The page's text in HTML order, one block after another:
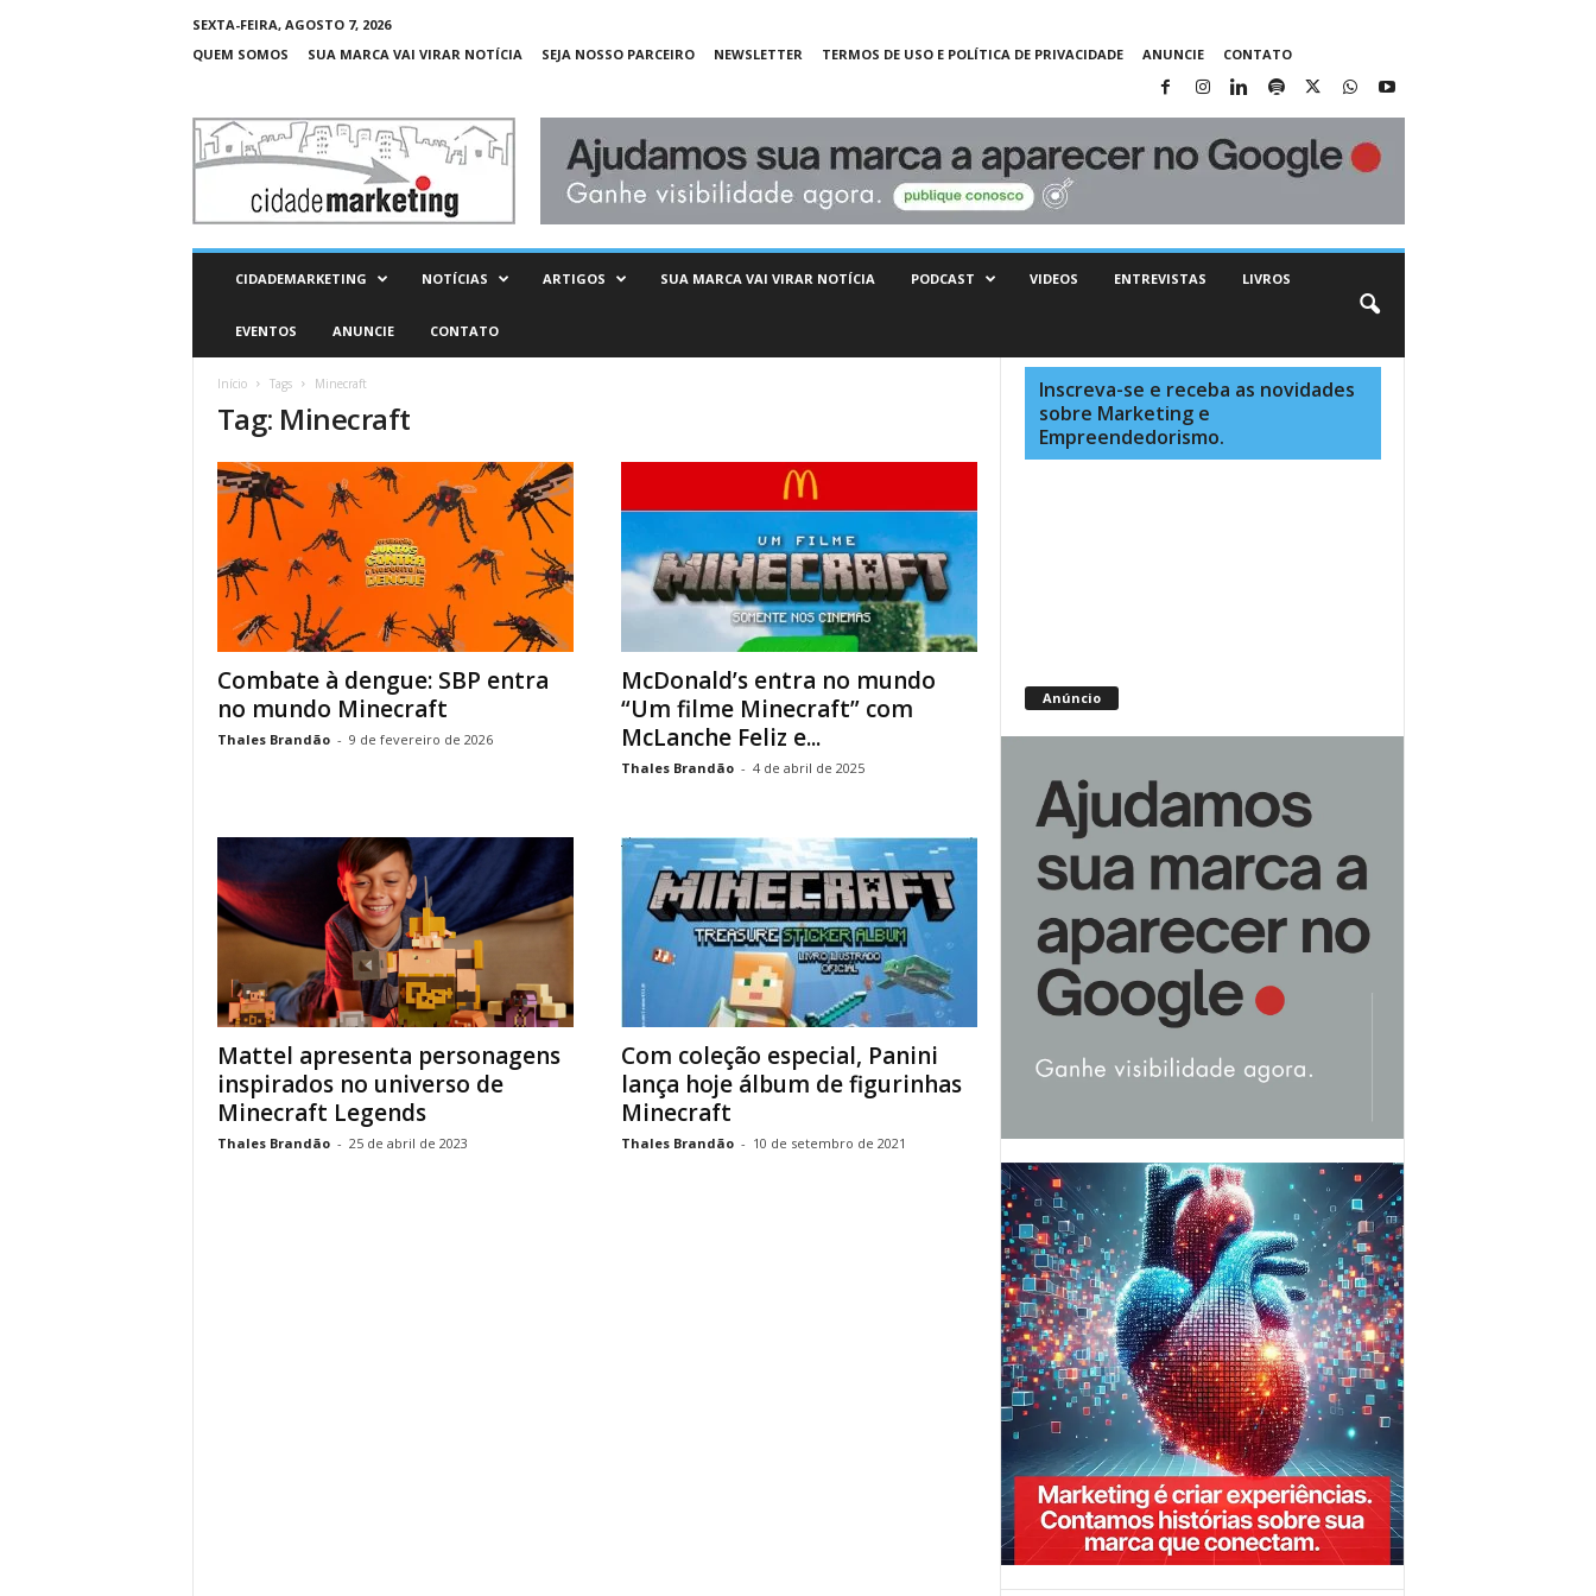
SEXTA-FEIRA, AGOSTO 7, 2026
QUEM SOMOS
SUA MARCA VAI VIRAR NOTÍCIA SEJA NOSSO PARCEIRO NEWSLETTER TERMOS DE USO E POLÍTICA DE PRIVACIDADE ANUNCIE CONTATO
C
d
CIDADEMARKETING NOTÍCIAS ARTIGOS SUA MARCA VAI VIRAR NOTÍCIA PODCAST VIDEOS ENTREVISTAS LIVROS
EVENTOS ANUNCIE CONTATO
Início Tags Minecraft
Tag: Minecraft
Combate à dengue: SBP entra
no mundo Minecraft
Thales Brandão - 9 de fevereiro de 2026
McDonald’s entra no mundo
“Um filme Minecraft” com
McLanche Feliz e...
Thales Brandão - 4 de abril de 2025
Mattel apresenta personagens
inspirados no universo de
Minecraft Legends
Thales Brandão - 25 de abril de 2023
Com coleção especial, Panini
lança hoje álbum de figurinhas
Minecraft
Thales Brandão - 10 de setembro de 2021
Inscreva-se e receba as novidades
sobre Marketing e
Empreendedorismo.
Anúncio